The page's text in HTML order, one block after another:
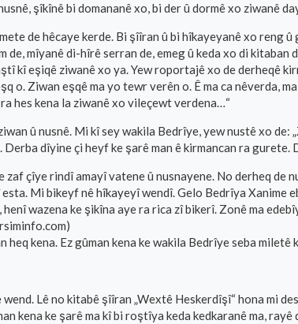
şîkînê bi domananê xo, bi der û dormê xo ziwanê
de hêcaye kerde. Bi şîîran û bi hîkayeyanê xo reng
mîyanê di-hîrê serran de, emeg û keda xo di kitaban
kî eşiqê ziwanê xo ya. Yew roportajê xo de derheqê
o. Ziwan eşqê ma yo tewr verên o. Ê ma ca nêverda,
hes kena la ziwanê xo vileçewt verdena…“
û nusnê. Mi kî sey wakila Bedrîye, yew nustê xo
dîyine çi heyf ke şarê man ê kirmancan ra gurete.
zaf çîye rindî amayî vatene û nusnayene. No derheq de
Mi bikeyf nê hîkayeyî wendî. Gelo Bedrîya Xanime
wazena ke şikîna aye ra rica zî bikerî. Zonê ma
kena. Ez gûman kena ke wakila Bedrîye seba miletê
Lê no kitabê şîîran „Wextê Heskerdîşî“ hona mi
kena ke şarê ma kî bi roştîya keda kedkaranê ma, rayê